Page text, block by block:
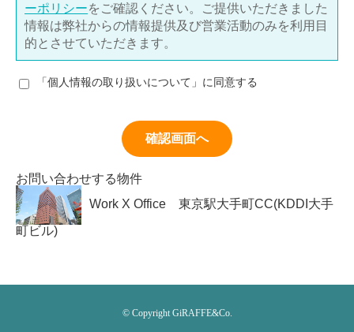
ーポリシーをご確認ください。ご提供いただきました
情報は弊社からの情報提供及び営業活動のみを利用目
的とさせていただきます。
「個⼈情報の取り扱いについて」に同意する
確認画面へ
お問い合わせする物件
Work X Office 東京駅大手町CC(KDDI大手
町ビル)
© Copyright GiRAFFE&Co.